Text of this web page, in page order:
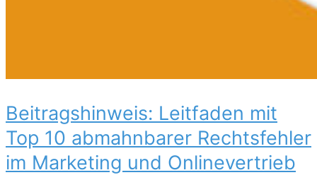
Beitragshinweis: Leitfaden mit
Top 10 abmahnbarer Rechtsfehler
im Marketing und Onlinevertrieb